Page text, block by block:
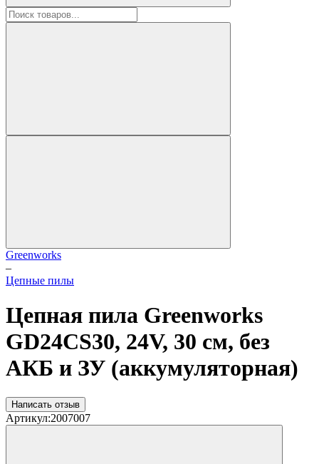
Greenworks
–
Цепные пилы
Цепная пила Greenworks
GD24CS30, 24V, 30 см, без
АКБ и ЗУ (аккумуляторная)
Написать отзыв
Артикул:2007007